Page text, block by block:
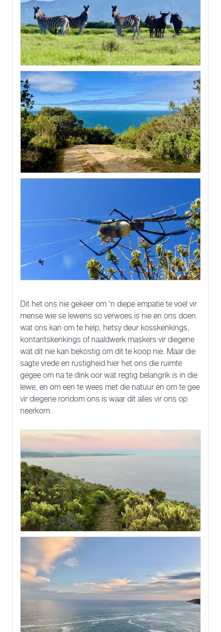
Dit het ons nie gekeer om 'n diepe empatie te voel vir
mense wie se lewens so verwoes is nie en ons doen
wat ons kan om te help, hetsy deur kosskenkings,
kontantskenkings of naaldwerk maskers vir diegene
wat dit nie kan bekostig om dit te koop nie. Maar die
sagte vrede en rustigheid hier het ons die ruimte
gegee om na te dink oor wat regtig belangrik is in die
lewe, en om een te wees met die natuur en om te gee
vir diegene rondom ons is waar dit alles vir ons op
neerkom.